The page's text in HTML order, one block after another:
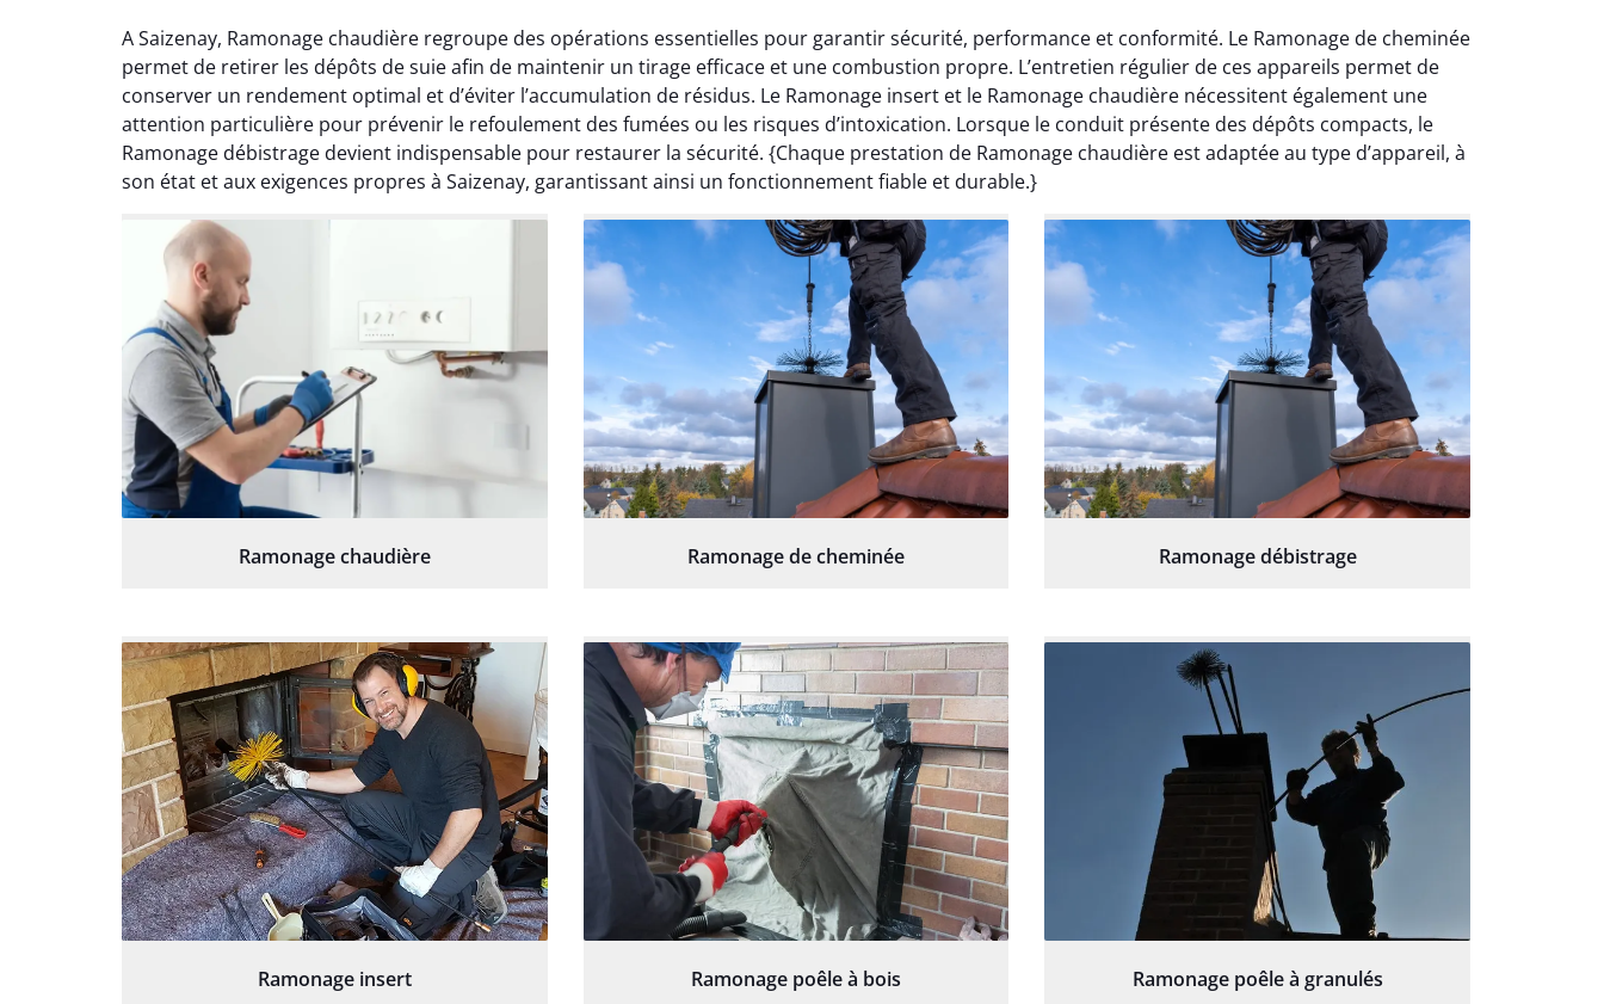
A Saizenay, Ramonage chaudière regroupe des opérations essentielles pour garantir sécurité, performance et conformité. Le Ramonage de cheminée
permet de retirer les dépôts de suie afin de maintenir un tirage efficace et une combustion propre. L’entretien régulier de ces appareils permet de
conserver un rendement optimal et d’éviter l’accumulation de résidus. Le Ramonage insert et le Ramonage chaudière nécessitent également une
attention particulière pour prévenir le refoulement des fumées ou les risques d’intoxication. Lorsque le conduit présente des dépôts compacts, le
Ramonage débistrage devient indispensable pour restaurer la sécurité. {Chaque prestation de Ramonage chaudière est adaptée au type d’appareil, à
son état et aux exigences propres à Saizenay, garantissant ainsi un fonctionnement fiable et durable.}
Ramonage chaudière Ramonage de cheminée Ramonage débistrage
Ramonage insert Ramonage poêle à bois Ramonage poêle à granulés